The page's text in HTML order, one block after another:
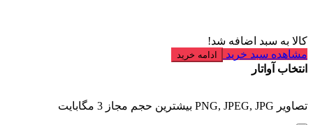
کالا به سبد اضافه شد!
مشاهده سبد خرید
ادامه خرید
انتخاب آواتار
تصاویر PNG, JPEG, JPG بیشترین حجم مجاز 3 مگابایت